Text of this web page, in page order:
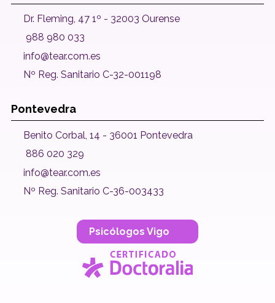
Dr. Fleming, 47 1º - 32003 Ourense
988 980 033
info@tear.com.es
Nº Reg. Sanitario C-32-001198
Pontevedra
Benito Corbal, 14 - 36001 Pontevedra
886 020 329
info@tear.com.es
Nº Reg. Sanitario C-36-003433
Psicólogos Vigo